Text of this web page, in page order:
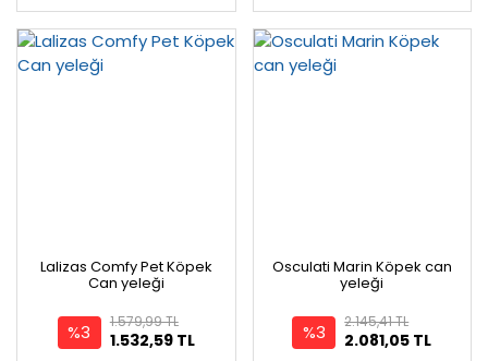
Lalizas Comfy Pet Köpek
Can yeleği
%3 1.532,59 TL
1.579,99 TL
Osculati Marin Köpek can
yeleği
%3 2.081,05 TL
2.145,41 TL